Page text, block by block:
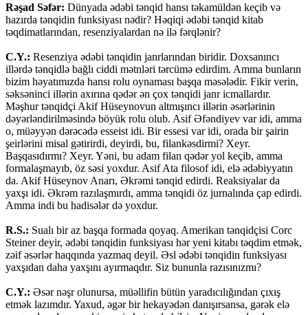
Rəşad Səfər: Dünyada ədəbi tənqid hansı təkamüldən keçib və
hazırda tənqidin funksiyası nədir? Həqiqi ədəbi tənqid kitab
təqdimatlarından, resenziyalardan nə ilə fərqlənir?
C.Y.: Resenziya ədəbi tənqidin janrlarından biridir. Doxsanıncı
illərdə tənqidlə bağlı ciddi mətnləri tərcümə edirdim. Amma bunların
bizim həyatımızda hansı rolu oynaması başqa məsələdir. Fikir verin,
səksəninci illərin axırına qədər ən çox tənqidi janr icmallardır.
Məşhur tənqidçi Akif Hüseynovun altmışıncı illərin əsərlərinin
dəyərləndirilməsində böyük rolu olub. Asif Əfəndiyev var idi, amma
o, müəyyən dərəcədə esseist idi. Bir essesi var idi, orada bir şairin
şeirlərini misal gətirirdi, deyirdi, bu, filankəsdirmi? Xeyr.
Başqasıdırmı? Xeyr. Yəni, bu adam filan qədər yol keçib, amma
formalaşmayıb, öz səsi yoxdur. Asif Ata filosof idi, elə ədəbiyyatın
da. Akif Hüseynov Anarı, Əkrəmi tənqid edirdi. Reaksiyalar da
yaxşı idi. Əkrəm razılaşmırdı, amma tənqidi öz jurnalında çap edirdi.
Amma indi bu hadisələr də yoxdur.
R.S.: Sualı bir az başqa formada qoyaq. Amerikan tənqidçisi Corc
Steiner deyir, ədəbi tənqidin funksiyası hər yeni kitabı təqdim etmək,
zəif əsərlər haqqında yazmaq deyil. Əsl ədəbi tənqidin funksiyası
yaxşıdan daha yaxşını ayırmaqdır. Siz bununla razısınızmı?
C.Y.: Əsər nəşr olunursa, müəllifin bütün yaradıcılığından çıxış
etmək lazımdır. Yaxud, əgər bir hekayədən danışırsansa, gərək elə